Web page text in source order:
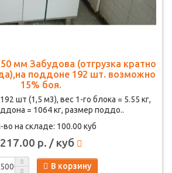
мм Забудова (отгрузка кратно
поддоне 192 шт. возможно
15% боя.
шт (1,5 м3), вес 1-го блока = 5.55 кг,
= 1064 кг, размер поддо..
во на складе: 100.00 куб
217.00 р. / куб
В корзину